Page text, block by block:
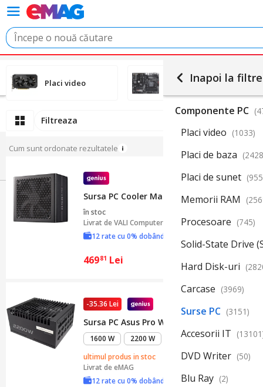
Inapoi la filtre
Componente PC
Placi video (1033)
Placi de baza
Placi de sunet
Memorii RAM
Procesoare (745)
Solid-State Drive
Hard Disk-uri
Carcase (3969)
Surse PC (3151)
Accesorii IT
DVD Writer (50)
Blu Ray (2)
Placi video Placi de baza
Filtreaza
Cum sunt ordonate rezultatele
Sursa PC Cooler Master Elite Gold 850W
în stoc
Livrat deVALI Computers Ltd
12 rate cu 0% dobândă
46981 Lei
-35.36 Lei
Sursa PC Asus Pro WS 2200W 80+
1600 W 2200 W
3300 W
ultimul produs in stoc
Livrat deeMAG
12 rate cu 0% dobândă